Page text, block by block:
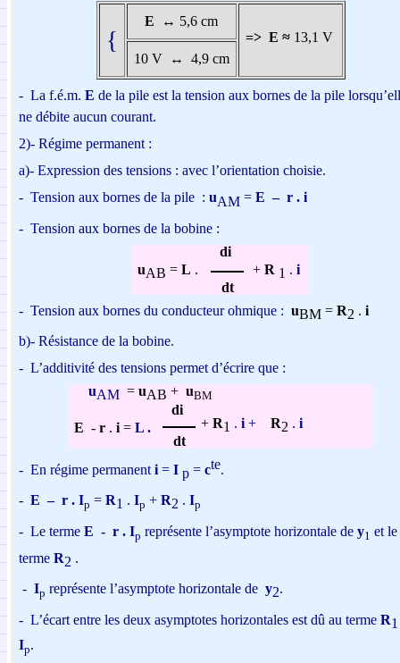
{
E ↔ 5,6 cm
=> E ≈13,1 V
10 V
↔ 4,9 cm
- La f.é.m. E de la pile est la tension aux bornes de la pile
ne débite aucun courant.
2)- Régime permanent :
a)- Expression des tensions : avec l’orientation choisie.
- Tension aux bornes de la pile : uAM = E–r . i
- Tension aux bornes de la bobine :
uAB = L .
di
+ R 1 . i
dt
- Tension aux bornes du conducteur ohmique : uBM = R2 . i
b)- Résistance de la bobine.
- L’additivité des tensions permet d’écrire que :
uAM = uAB + uBM
E - r . i = L .
di
dt
+ R1 . i + R2 . i
- En régime permanent i = I p = cte.
- E–r . Ip = R1 . Ip + R2 . Ip
- Le terme E - r . Ip représente l’asymptote horizontale de y1 et le
terme R2 .
- Ip représente l’asymptote horizontale de y2.
- L’écart entre les deux asymptotes horizontales est dû au terme R1
Ip.